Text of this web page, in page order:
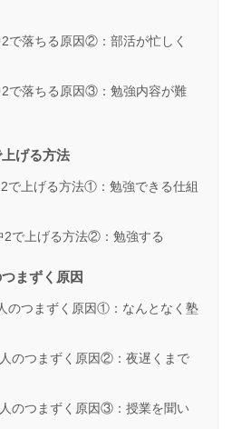
2で落ちる原因②：部活が忙しく
2で落ちる原因③：勉強内容が難
げる方法
2で上げる方法①：勉強できる仕組
2で上げる方法②：勉強する
まずく原因
のつまずく原因①：なんとなく塾
のつまずく原因②：夜遅くまで
のつまずく原因③：授業を聞い